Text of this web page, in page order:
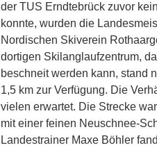
der TUS Erndtebrück zuvor
konnte, wurden die
Nordischen Skiverein
dortigen Skilanglaufzentrum,
beschneit werden kann, stand
1,5 km zur Verfügung. Die
vielen erwartet. Die Strecke
mit einer feinen Neuschnee-
Landestrainer Maxe Böhler